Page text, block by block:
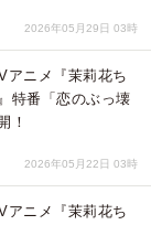
2026年05月29日 03時
アニメ『茉莉花ち
特番「恋のぶっ壊
！
2026年05月22日 03時
アニメ『茉莉花ち